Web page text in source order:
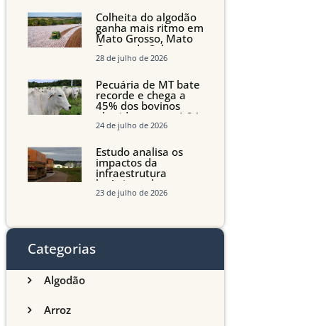
Maranhão e Piauí
Colheita do algodão
ganha mais ritmo em
Mato Grosso, Mato
Grosso do Sul e
Maranhão
28 de julho de 2026
Pecuária de MT bate
recorde e chega a
45% dos bovinos
abatidos com até 24
meses
24 de julho de 2026
Estudo analisa os
impactos da
infraestrutura
logística sobre a
produção agrícola de
23 de julho de 2026
Categorias
Algodão
Arroz